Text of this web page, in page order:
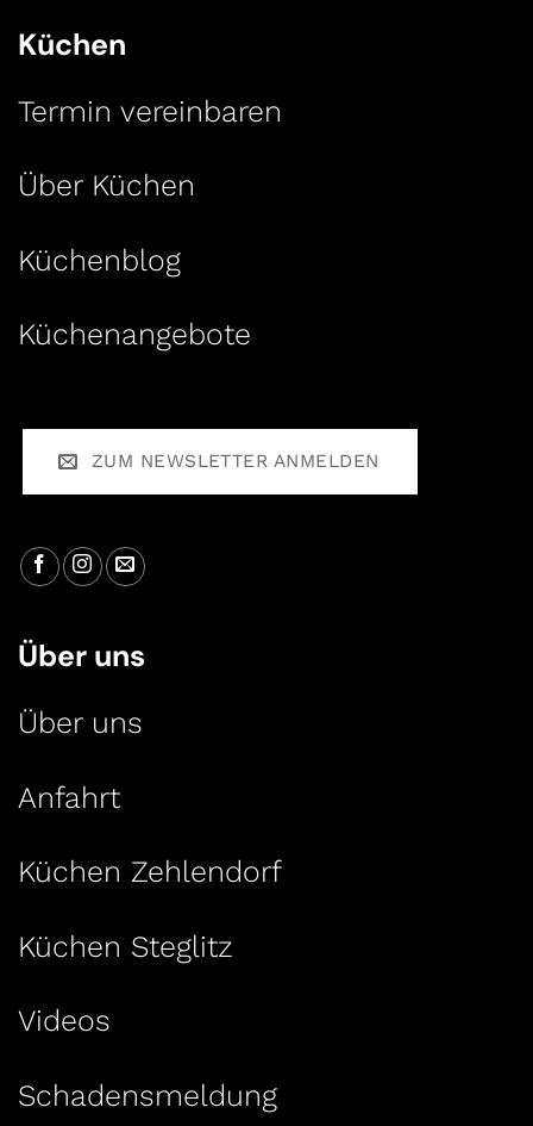
Küchen
Termin vereinbaren
Über Küchen
Küchenblog
Küchenangebote
ZUM NEWSLETTER ANMELDEN
Über uns
Über uns
Anfahrt
Küchen Zehlendorf
Küchen Steglitz
Videos
Schadensmeldung